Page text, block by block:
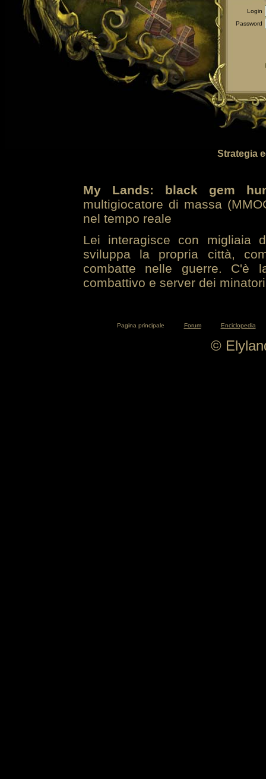
Login
Password
Strategia
My Lands: black gem
multigiocatore di massa
nel tempo reale
Lei interagisce con migliaia
sviluppa la propria città,
combatte nelle guerre. C'è
combattivo e server dei
Pagina principale Forum Enciclopedia
©